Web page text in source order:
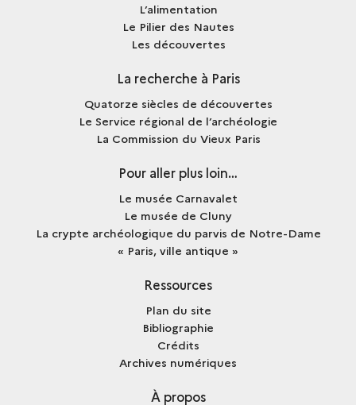
L’alimentation
Le Pilier des Nautes
Les découvertes
La recherche à Paris
Quatorze siècles de découvertes
Le Service régional de l’archéologie
La Commission du Vieux Paris
Pour aller plus loin…
Le musée Carnavalet
Le musée de Cluny
La crypte archéologique du parvis de Notre-Dame
« Paris, ville antique »
Ressources
Plan du site
Bibliographie
Crédits
Archives numériques
À propos